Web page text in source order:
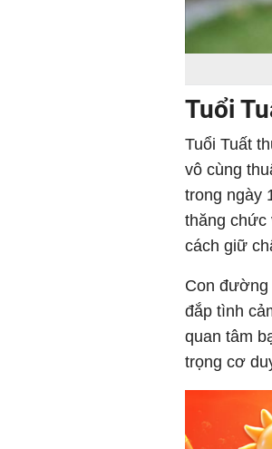
Tuổi
Tuổi Tuất
vô cùng
trong ngày
thăng chức
cách giữ
Con đường
đắp tình
quan tâm
trọng cơ